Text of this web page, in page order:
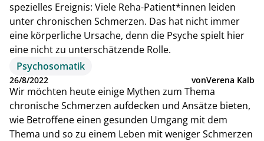
spezielles Ereignis: Viele Reha-Patient*innen leiden
unter chronischen Schmerzen. Das hat nicht immer
eine körperliche Ursache, denn die Psyche spielt hier
eine nicht zu unterschätzende Rolle.
Psychosomatik
26/8/2022 vonVerena Kalb
Wir möchten heute einige Mythen zum Thema
chronische Schmerzen aufdecken und Ansätze bieten,
wie Betroffene einen gesunden Umgang mit dem
Thema und so zu einem Leben mit weniger Schmerzen